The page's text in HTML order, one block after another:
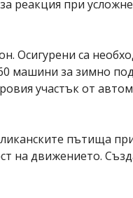
реакция при
Осигурени са
машини за зимно
участък от
пътища
на движението.